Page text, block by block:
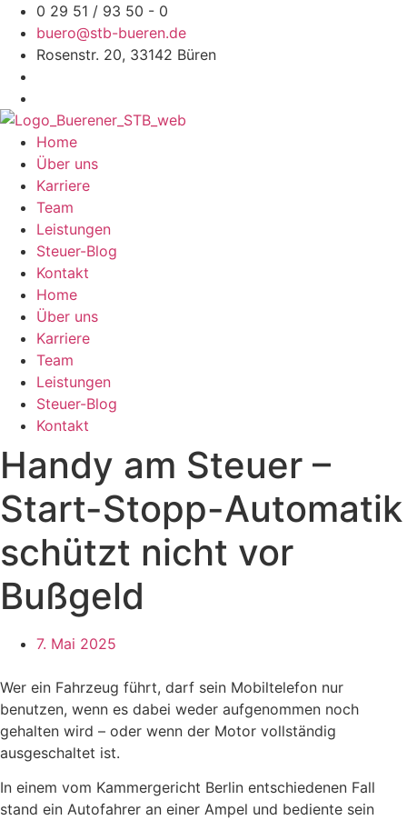
Zum
Inhalt
springen
0 29 51 / 93 50 - 0
buero@stb-bueren.de
Rosenstr. 20, 33142 Büren
Home
Über uns
Karriere
Team
Leistungen
Steuer-Blog
Kontakt
Home
Über uns
Karriere
Team
Leistungen
Steuer-Blog
Kontakt
Handy am Steuer –
Start-Stopp-Automatik
schützt nicht vor
Bußgeld
7. Mai 2025
Wer ein Fahrzeug führt, darf sein Mobiltelefon nur
benutzen, wenn es dabei weder aufgenommen noch
gehalten wird – oder wenn der Motor vollständig
ausgeschaltet ist.
In einem vom Kammergericht Berlin entschiedenen Fall
stand ein Autofahrer an einer Ampel und bediente sein